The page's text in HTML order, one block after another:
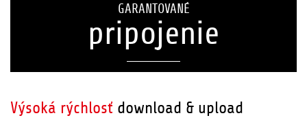
GARANTOVANÉ
pripojenie
Výsoká rýchlosť download & upload